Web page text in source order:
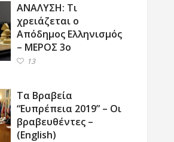
ΑΝΑΛΥΣΗ: Τι
χρειάζεται ο
Απόδημος Ελληνισμός
– ΜΕΡΟΣ 3ο
13
Τα Βραβεία
“Ευπρέπεια 2019” – Οι
βραβευθέντες –
(English)